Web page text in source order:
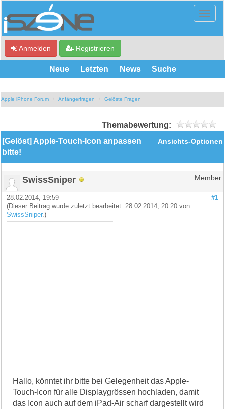
Anmelden Registrieren
Neue Letzten News Suche
Apple iPhone Forum Anfängerfragen Gelöste Fragen
Themabewertung:
Ansichts-Optionen
[Gelöst] Apple-Touch-Icon anpassen
bitte!
SwissSniper Member
#1
28.02.2014, 19:59
(Dieser Beitrag wurde zuletzt bearbeitet: 28.02.2014, 20:20 von
SwissSniper.)
Hallo, könntet ihr bitte bei Gelegenheit das Apple-
Touch-Icon für alle Displaygrössen hochladen, damit
das Icon auch auf dem iPad-Air scharf dargestellt wird